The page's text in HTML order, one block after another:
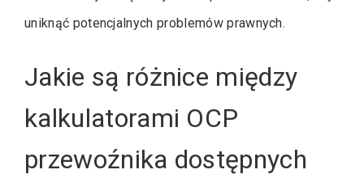
uniknąć potencjalnych problemów prawnych.
Jakie są różnice między
kalkulatorami OCP
przewoźnika dostępnych